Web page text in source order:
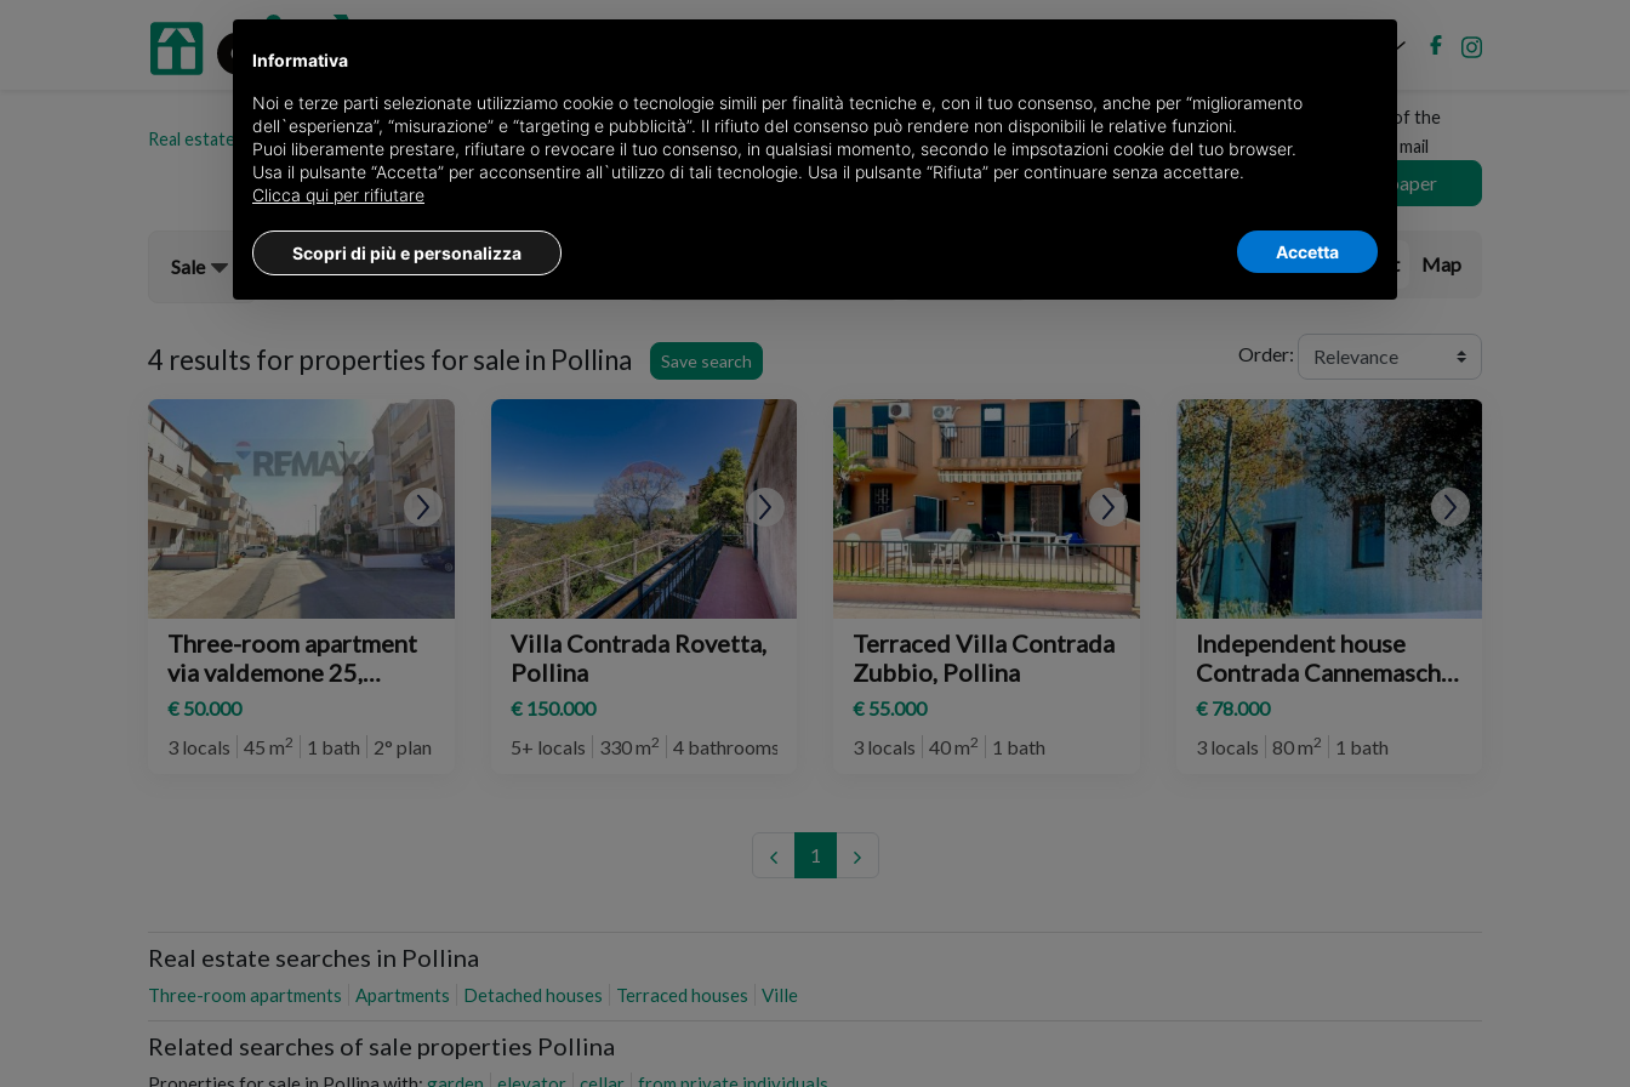
Real estate portal oikia.it Properties for sale in the province of Palermo Properties for sale in Pollina Choose the area
Receive a copy of the
newspaper by mail
Choose newspaper
Sale List Map
4 results for properties for sale in Pollina Save search Order:
Three-room apartment
via valdemone 25,
Pollina
€ 50.000
3 locals
45 m2 1 bath 2° plan
Villa Contrada Rovetta,
Pollina
€ 150.000
5+ locals
330 m2 4 bathrooms
Terraced Villa Contrada
Zubbio, Pollina
€ 55.000
3 locals
40 m2 1 bath
Independent house
Contrada Cannemasche
SNC, Pollina
€ 78.000
3 locals
80 m2 1 bath
1
Real estate searches in Pollina
Three-room apartments Apartments Detached houses Terraced houses Ville
Related searches of sale properties Pollina
Informativa
Noi e terze parti selezionate utilizziamo cookie o tecnologie simili per finalità tecniche e, con il tuo consenso, anche per “miglioramento
dell`esperienza”, “misurazione” e “targeting e pubblicità”. Il rifiuto del consenso può rendere non disponibili le relative funzioni.
Puoi liberamente prestare, rifiutare o revocare il tuo consenso, in qualsiasi momento, secondo le impsotazioni cookie del tuo browser.
Usa il pulsante “Accetta” per acconsentire all`utilizzo di tali tecnologie. Usa il pulsante “Rifiuta” per continuare senza accettare.
Clicca qui per rifiutare
Scopri di più e personalizza Accetta